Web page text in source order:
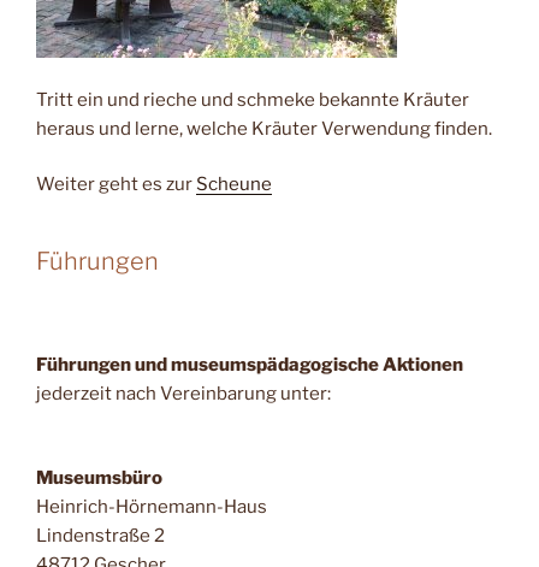
Tritt ein und rieche und schmeke bekannte Kräuter
heraus und lerne, welche Kräuter Verwendung finden.
Weiter geht es zur Scheune
Führungen
Führungen und museumspädagogische Aktionen
jederzeit nach Vereinbarung unter:
Museumsbüro
Heinrich-Hörnemann-Haus
Lindenstraße 2